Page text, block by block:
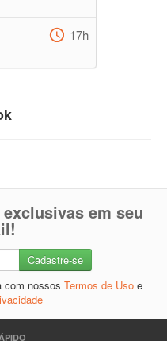
17h
em seu
com nossos Termos de Uso e